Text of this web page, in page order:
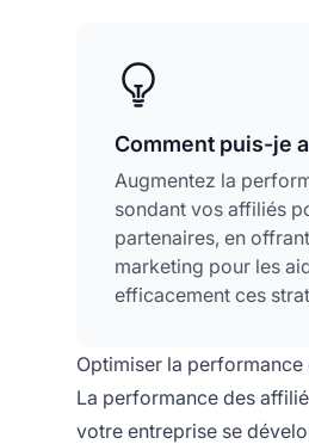
Comment puis-je
Augmentez la
sondant vos affiliés
partenaires, en
marketing pour les
efficacement ces
Optimiser la performance
La performance des
votre entreprise se